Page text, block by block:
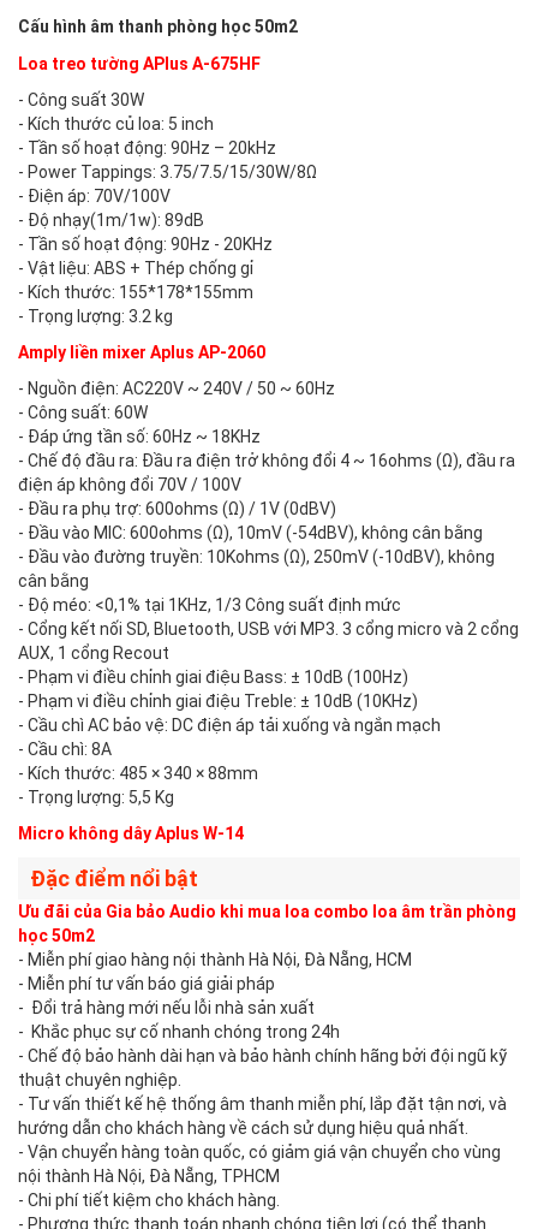
Cấu hình âm thanh phòng học 50m2
Loa treo tường APlus A-675HF
- Công suất 30W
- Kích thước củ loa: 5 inch
- Tần số hoạt động: 90Hz – 20kHz
- Power Tappings: 3.75/7.5/15/30W/8Ω
- Điện áp: 70V/100V
- Độ nhạy(1m/1w): 89dB
- Tần số hoạt động: 90Hz - 20KHz
- Vật liệu: ABS + Thép chống gỉ
- Kích thước: 155*178*155mm
- Trọng lượng: 3.2 kg
Amply liền mixer Aplus AP-2060
- Nguồn điện: AC220V ~ 240V / 50 ~ 60Hz
- Công suất: 60W
- Đáp ứng tần số: 60Hz ~ 18KHz
- Chế độ đầu ra: Đầu ra điện trở không đổi 4 ~ 16ohms (Ω), đầu ra
điện áp không đổi 70V / 100V
- Đầu ra phụ trợ: 600ohms (Ω) / 1V (0dBV)
- Đầu vào MIC: 600ohms (Ω), 10mV (-54dBV), không cân bằng
- Đầu vào đường truyền: 10Kohms (Ω), 250mV (-10dBV), không
cân bằng
- Độ méo: <0,1% tại 1KHz, 1/3 Công suất định mức
- Cổng kết nối SD, Bluetooth, USB với MP3. 3 cổng micro và 2 cổng
AUX, 1 cổng Recout
- Phạm vi điều chỉnh giai điệu Bass: ± 10dB (100Hz)
- Phạm vi điều chỉnh giai điệu Treble: ± 10dB (10KHz)
- Cầu chì AC bảo vệ: DC điện áp tải xuống và ngắn mạch
- Cầu chì: 8A
- Kích thước: 485 × 340 × 88mm
- Trọng lượng: 5,5 Kg
Micro không dây Aplus W-14
Đặc điểm nổi bật
Ưu đãi của Gia bảo Audio khi mua loa combo loa âm trần phòng
học 50m2
- Miễn phí giao hàng nội thành Hà Nội, Đà Nẵng, HCM
- Miễn phí tư vấn báo giá giải pháp
- Đổi trả hàng mới nếu lỗi nhà sản xuất
- Khắc phục sự cố nhanh chóng trong 24h
- Chế độ bảo hành dài hạn và bảo hành chính hãng bởi đội ngũ kỹ
thuật chuyên nghiệp.
- Tư vấn thiết kế hệ thống âm thanh miễn phí, lắp đặt tận nơi, và
hướng dẫn cho khách hàng về cách sử dụng hiệu quả nhất.
- Vận chuyển hàng toàn quốc, có giảm giá vận chuyển cho vùng
nội thành Hà Nội, Đà Nẵng, TPHCM
- Chi phí tiết kiệm cho khách hàng.
- Phương thức thanh toán nhanh chóng tiện lợi (có thể thanh